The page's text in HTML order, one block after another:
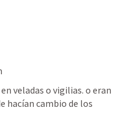
veladas o vigilias. o eran
hacían cambio de los